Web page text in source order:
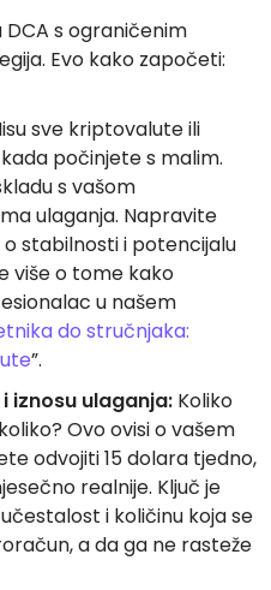
s ograničenim
Evo kako započeti:
sve kriptovalute ili
počinjete s malim.
s vašom
ulaganja. Napravite
stabilnosti i potencijalu
više o tome kako
u našem
do stručnjaka:
”.
iznosu ulaganja: Koliko
Ovo ovisi o vašem
odvojiti 15 dolara tjedno,
realnije. Ključ je
i količinu koja se
a da ga ne rasteže